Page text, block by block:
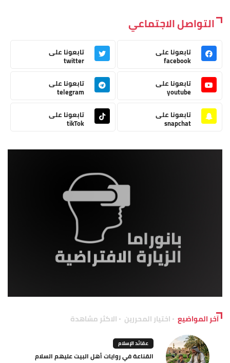
التواصل الاجتماعي
تابعونا على
facebook
تابعونا على
twitter
تابعونا على
youtube
تابعونا على
telegram
تابعونا على
snapchat
تابعونا على
tikTok
آخر المواضيع اختيار المحررين الاكثر مشاهدة
عقائد الإسلام
القناعة في روايات أهل البيت عليهم السلام